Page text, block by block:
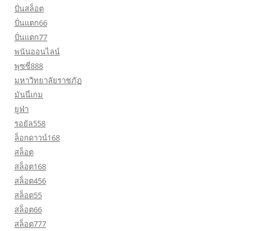
ปั่นสล็อต
ปั่นแตก66
ปั่นแตก77
พนันออนไลน์
พุซซี่888
มหาวิทยาลัยราชภัฏ
มันนี่เกม
ยูฟ่า
รอยัล558
ล็อกดาวน์168
สล็อต
สล็อต168
สล็อต456
สล็อต55
สล็อต66
สล็อต777